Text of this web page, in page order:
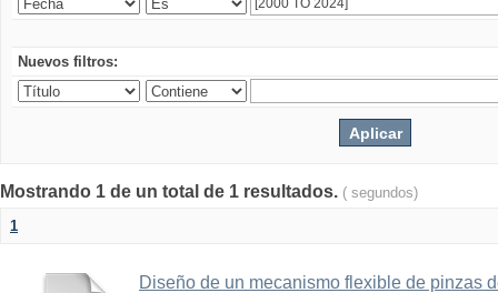
Nuevos filtros:
Mostrando 1 de un total de 1 resultados. ( segundos)
1
Diseño de un mecanismo flexible de pinzas